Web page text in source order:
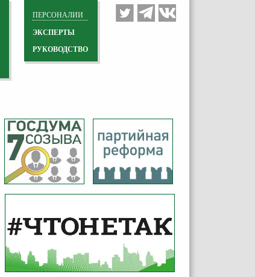
ПЕРСОНАЛИИ
ЭКСПЕРТЫ
РУКОВОДСТВО